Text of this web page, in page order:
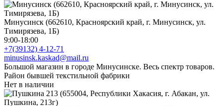
Минусинск (662610, Красноярский край, г. Минусинск, ул.
Тимирязева, 1Б)
9:00-18:00
+7(39132) 4-12-71
minusinsk.kaskad@mail.ru
Большой магазин в городе Минусинске. Весь спектр товаров.
Район бывшей текстильной фабрики
Нет в наличии